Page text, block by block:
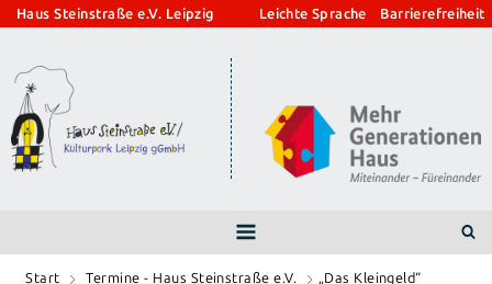
Zum
springen
Haus Steinstraße e.V. Leipzig Leichte Sprache Barrierefreiheit
Start Termine - Haus Steinstraße e.V. „Das Kleingeld“